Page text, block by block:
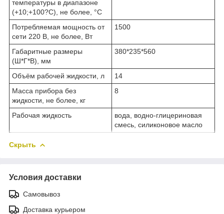
температуры в диапазоне
(+10;+100?С), не более, °С
Потребляемая мощность от
сети 220 В, не более, Вт
1500
Габаритные размеры
(Ш*Г*В), мм
380*235*560
Объём рабочей жидкости, л
14
Масса прибора без
жидкости, не более, кг
8
Рабочая жидкость
вода, водно-глицериновая
смесь, силиконовое масло
Скрыть
Условия доставки
Самовывоз
Доставка курьером